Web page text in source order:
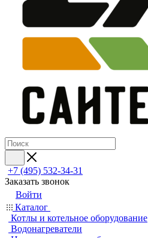
+7 (495) 532‑34‑31
Заказать звонок
Войти
Каталог
Котлы и котельное оборудование
Водонагреватели